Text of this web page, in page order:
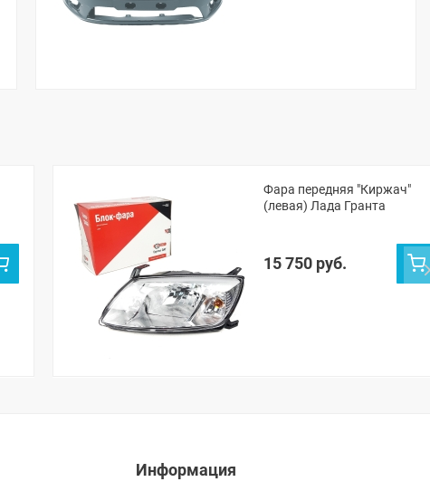
Фара передняя "Киржач"
(левая) Лада Гранта
15 750 руб.
Информация